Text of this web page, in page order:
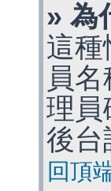
» 為
這種
員
理員
後台
回頂